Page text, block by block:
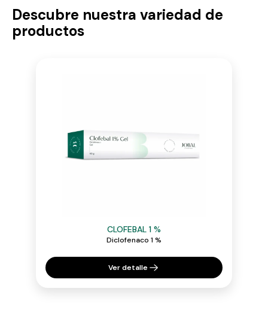
Descubre nuestra variedad de
productos
CLOFEBAL 1 %
Diclofenaco 1 %
Ver detalle